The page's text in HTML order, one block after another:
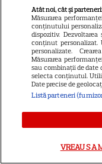
Atât noi, cât și
Măsurarea
conținutului
dispozitiv.
conținut personalizat.
personalizate.
Măsurarea
sau combinații de date
selecta conținutul.
Date precise de
Listă parteneri
VREAU SA